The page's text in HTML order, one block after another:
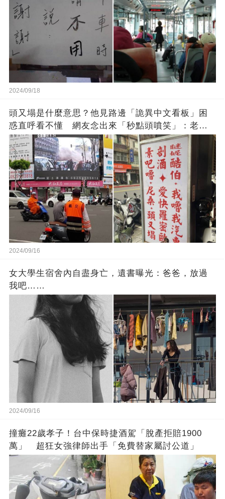
2024/09/18
頭又塌是什麼意思？他見路邊「詭異中文看板」困
惑直呼看不懂 網友念出來「秒點頭噴笑」：老一
輩的智慧
2024/09/16
女大學生宿舍內自盡身亡，遺書曝光：爸爸，放過
我吧……
2024/09/16
撞癱22歲孝子！台中保時捷酒駕「脫產拒賠1900
萬」 超狂女強律師出手「免費替家屬討公道」